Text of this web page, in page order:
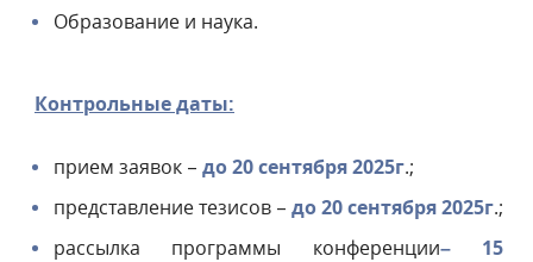
Образование и наука.
Контрольные даты:
прием заявок – до 20 сентября 2025г.;
представление тезисов – до 20 сентября 2025г.;
рассылка программы конференции– 15